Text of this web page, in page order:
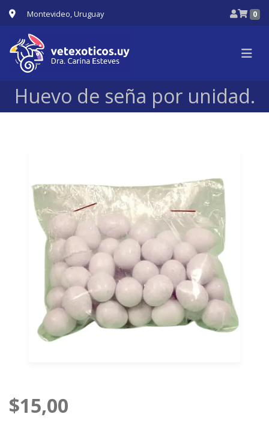
Montevideo, Uruguay 0
Huevo de seña por unidad.
$15,00